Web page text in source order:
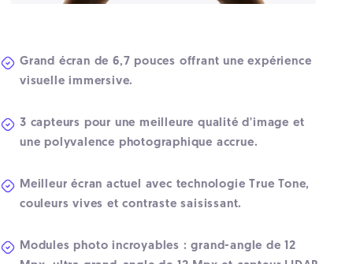
Grand écran de 6,7 pouces offrant une expérience
visuelle immersive.
3 capteurs pour une meilleure qualité d'image et
une polyvalence photographique accrue.
Meilleur écran actuel avec technologie True Tone,
couleurs vives et contraste saisissant.
Modules photo incroyables : grand-angle de 12